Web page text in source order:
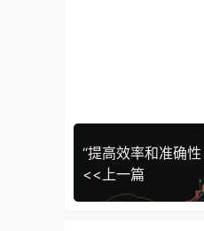
【品质】是“奇妙
“提高效率和准确
<<上一篇